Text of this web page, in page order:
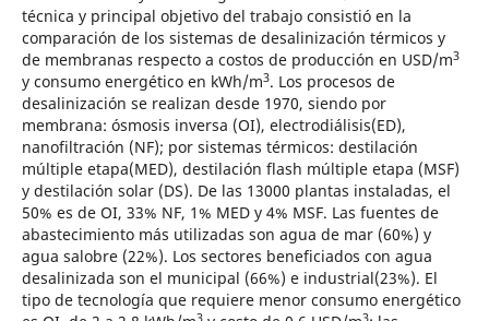
técnica y principal objetivo del trabajo consistió en la
comparación de los sistemas de desalinización térmicos y
de membranas respecto a costos de producción en USD/m3
y consumo energético en kWh/m3. Los procesos de
desalinización se realizan desde 1970, siendo por
membrana: ósmosis inversa (OI), electrodiálisis(ED),
nanofiltración (NF); por sistemas térmicos: destilación
múltiple etapa(MED), destilación flash múltiple etapa (MSF)
y destilación solar (DS). De las 13000 plantas instaladas, el
50% es de OI, 33% NF, 1% MED y 4% MSF. Las fuentes de
abastecimiento más utilizadas son agua de mar (60%) y
agua salobre (22%). Los sectores beneficiados con agua
desalinizada son el municipal (66%) e industrial(23%). El
tipo de tecnología que requiere menor consumo energético
3 3